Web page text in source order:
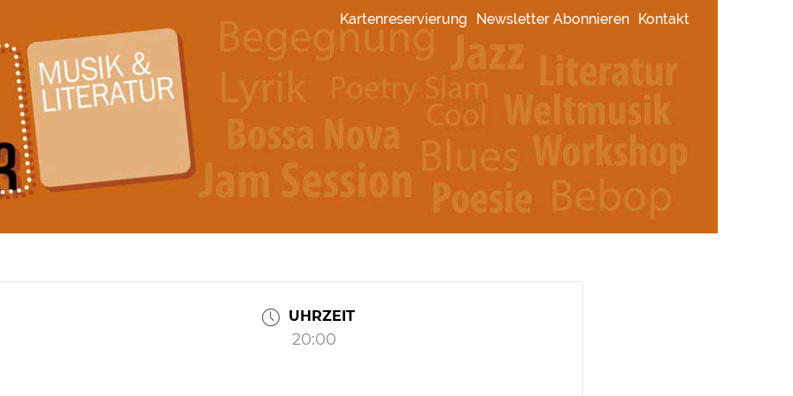
Kartenreservierung Newsletter Abonnieren Kontakt
UHRZEIT
20:00